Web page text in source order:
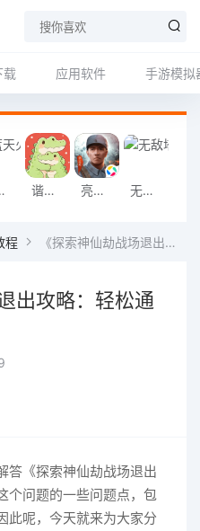
载 应用软件 手游模拟
卓版 谐音梗游戏 亮剑2026官方版 无敌塔防王游戏
程 《探索神仙劫战场退出攻略：轻松通关技巧分享》
出攻略：轻松通
答《探索神仙劫战场退出
个问题的一些问题点，包
此呢，今天就来为大家分